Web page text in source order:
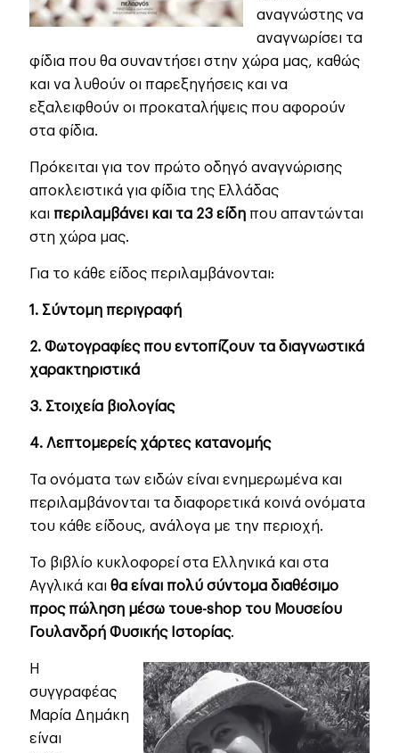
αναγνώστης να
αναγνωρίσει τα
φίδια που θα συναντήσει στην χώρα μας, καθώς
και να λυθούν οι παρεξηγήσεις και να
εξαλειφθούν οι προκαταλήψεις που αφορούν
στα φίδια.
Πρόκειται για τον πρώτο οδηγό αναγνώρισης
αποκλειστικά για φίδια της Ελλάδας
και περιλαμβάνει και τα 23 είδη που απαντώνται
στη χώρα μας.
Για το κάθε είδος περιλαμβάνονται:
1. Σύντομη περιγραφή
2. Φωτογραφίες που εντοπίζουν τα διαγνωστικά
χαρακτηριστικά
3. Στοιχεία βιολογίας
4. Λεπτομερείς χάρτες κατανομής
Τα ονόματα των ειδών είναι ενημερωμένα και
περιλαμβάνονται τα διαφορετικά κοινά ονόματα
του κάθε είδους, ανάλογα με την περιοχή.
Το βιβλίο κυκλοφορεί στα Ελληνικά και στα
Αγγλικά και θα είναι πολύ σύντομα διαθέσιμο
προς πώληση μέσω τουe-shop του Μουσείου
Γουλανδρή Φυσικής Ιστορίας.
H
συγγραφέας
Μαρία Δημάκη
είναι